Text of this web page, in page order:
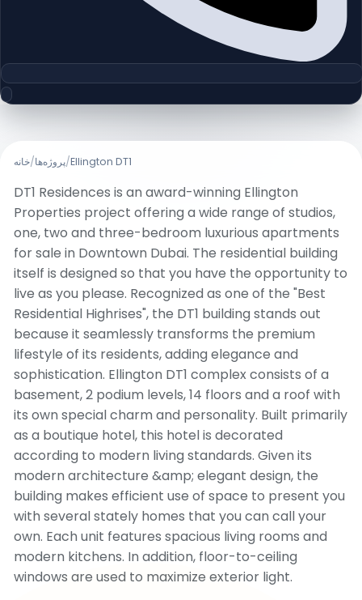
خانه/پروژه‌ها/Ellington DT1
DT1 Residences is an award-winning Ellington
Properties project offering a wide range of studios,
one, two and three-bedroom luxurious apartments
for sale in Downtown Dubai. The residential building
itself is designed so that you have the opportunity to
live as you please. Recognized as one of the "Best
Residential Highrises", the DT1 building stands out
because it seamlessly transforms the premium
lifestyle of its residents, adding elegance and
sophistication. Ellington DT1 complex consists of a
basement, 2 podium levels, 14 floors and a roof with
its own special charm and personality. Built primarily
as a boutique hotel, this hotel is decorated
according to modern living standards. Given its
modern architecture &amp; elegant design, the
building makes efficient use of space to present you
with several stately homes that you can call your
own. Each unit features spacious living rooms and
modern kitchens. In addition, floor-to-ceiling
windows are used to maximize exterior light.